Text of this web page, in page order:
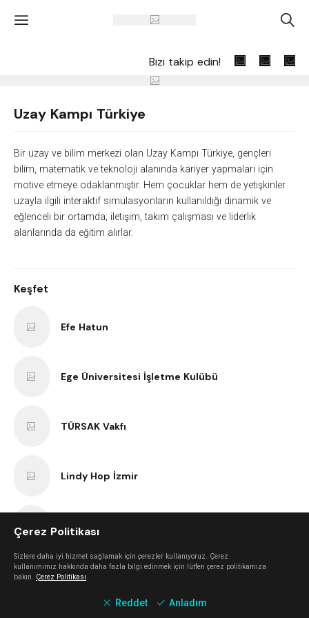
' A
Bizi takip edin!
Uzay Kampı Türkiye
Bir uzay ve bilim merkezi olan Uzay Kampı Türkiye, gençleri
bilim, matematik ve teknoloji alanında kariyer yapmaları için
motive etmeye odaklanmıştır. Hem çocuklar hem de yetişkinler
uzayla ilgili interaktif simülasyonların kullanıldığı dinamik ve
eğlenceli bir ortamda; iletişim, takım çalışması ve liderlik
alanlarında da eğitim alırlar.
Keşfet
Efe Hatun
Ege Üniversitesi İşletme Kulübü
TÜRSAK Vakfı
Lindy Hop İzmir
İşçi Filmleri Festivali
VBenzeri
Çerez Politikası
Sizlere daha iyi hizmet sağlamak için çerezler kullanıyoruz. Çerez
kullanımımız hakkında daha fazla bilgi edinmek için lütfen çerez politikamıza
bakın. Çerez Politikası
Reddet Anladım